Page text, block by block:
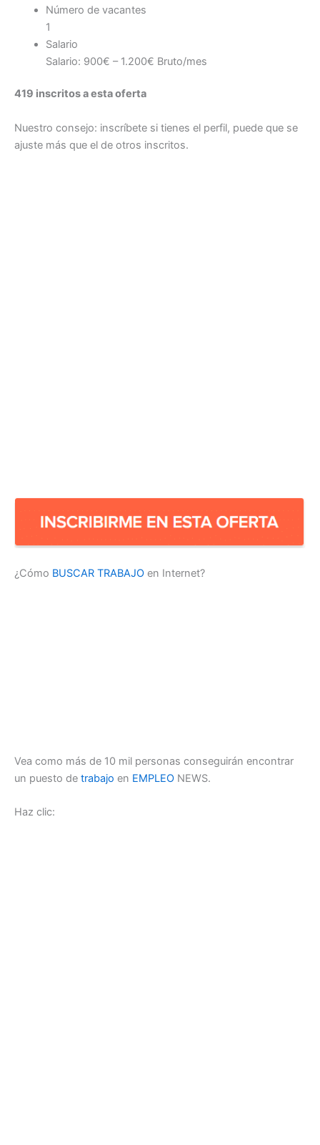
Número de vacantes
1
Salario
Salario: 900€ – 1.200€ Bruto/mes
419 inscritos a esta oferta
Nuestro consejo: inscríbete si tienes el perfil, puede que se
ajuste más que el de otros inscritos.
¿Cómo BUSCAR TRABAJO en Internet?
Vea como más de 10 mil personas conseguirán encontrar
un puesto de trabajo en EMPLEO NEWS.
Haz clic: